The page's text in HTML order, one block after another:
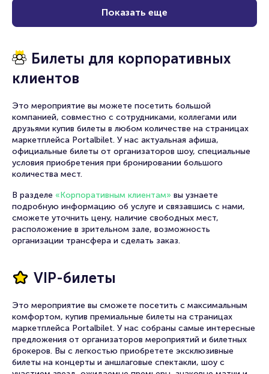
Показать еще
Билеты для корпоративных
клиентов
Это мероприятие вы можете посетить большой
компанией, совместно с сотрудниками, коллегами или
друзьями купив билеты в любом количестве на страницах
маркетплейса Portalbilet. У нас актуальная афиша,
официальные билеты от организаторов шоу, специальные
условия приобретения при бронировании большого
количества мест.
В разделе «Корпоративным клиентам» вы узнаете
подробную информацию об услуге и связавшись с нами,
сможете уточнить цену, наличие свободных мест,
расположение в зрительном зале, возможность
организации трансфера и сделать заказ.
VIP-билеты
Это мероприятие вы сможете посетить с максимальным
комфортом, купив премиальные билеты на страницах
маркетплейса Portalbilet. У нас собраны самые интересные
предложения от организаторов мероприятий и билетных
брокеров. Вы с легкостью приобретете эксклюзивные
билеты на концерты и аншлаговые спектакли, шоу с